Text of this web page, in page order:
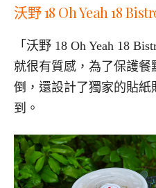
沃野 18 Oh Yeah 18
「沃野 18 Oh Yeah 18
就很有質感，為了保護餐
倒，還設計了獨家的貼
到。